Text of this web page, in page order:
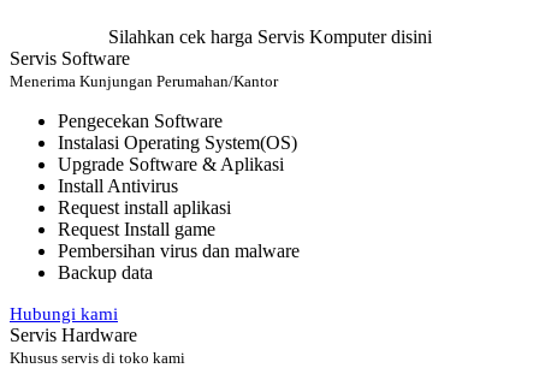
Silahkan cek harga Servis Komputer disini
Servis Software
Menerima Kunjungan Perumahan/Kantor
Pengecekan Software
Instalasi Operating System(OS)
Upgrade Software & Aplikasi
Install Antivirus
Request install aplikasi
Request Install game
Pembersihan virus dan malware
Backup data
Hubungi kami
Servis Hardware
Khusus servis di toko kami